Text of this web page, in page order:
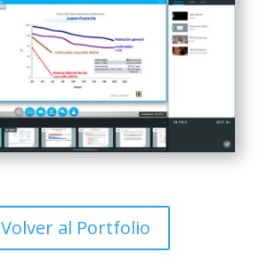
Volver al Portfolio